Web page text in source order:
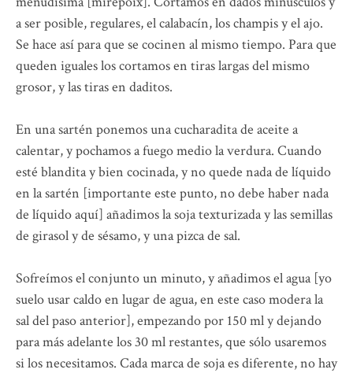
a ser posible, regulares, el calabacín, los champis y el ajo.
Se hace así para que se cocinen al mismo tiempo. Para que
queden iguales los cortamos en tiras largas del mismo
grosor, y las tiras en daditos.
En una sartén ponemos una cucharadita de aceite a
calentar, y pochamos a fuego medio la verdura. Cuando
esté blandita y bien cocinada, y no quede nada de líquido
en la sartén [importante este punto, no debe haber nada
de líquido aquí] añadimos la soja texturizada y las semillas
de girasol y de sésamo, y una pizca de sal.
Sofreímos el conjunto un minuto, y añadimos el agua [yo
suelo usar caldo en lugar de agua, en este caso modera la
sal del paso anterior], empezando por 150 ml y dejando
para más adelante los 30 ml restantes, que sólo usaremos
si los necesitamos. Cada marca de soja es diferente, no hay